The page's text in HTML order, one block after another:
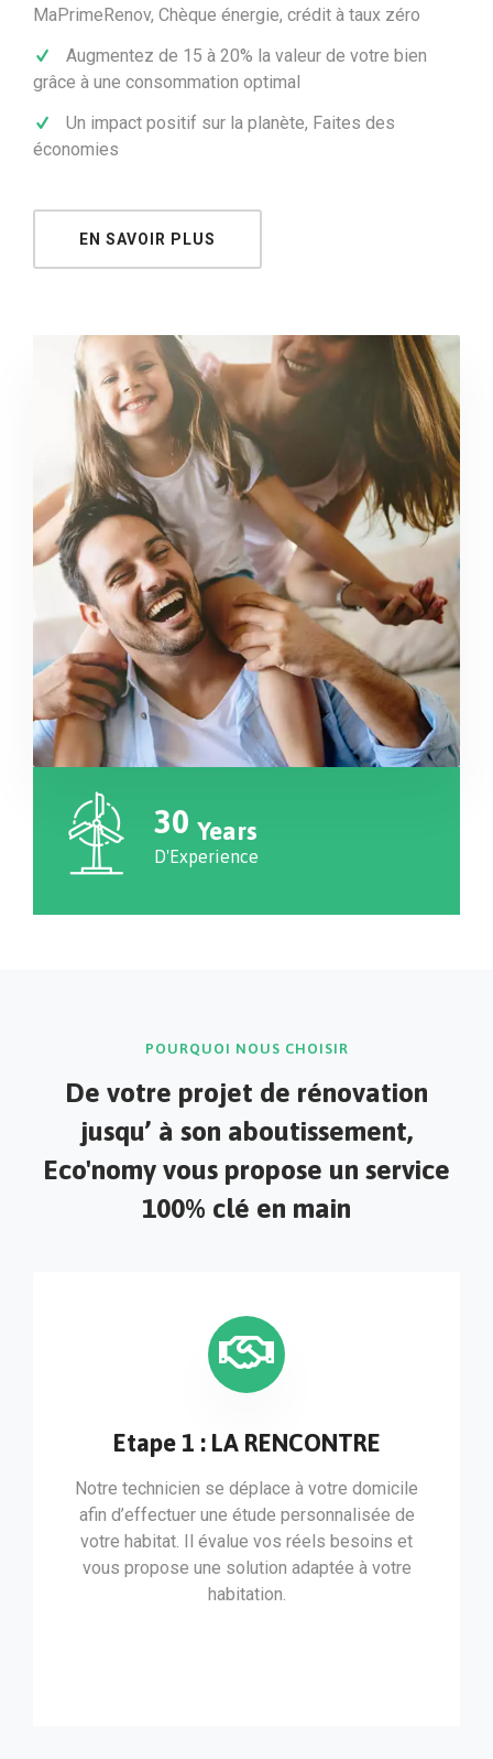
MaPrimeRenov, Chèque énergie, crédit à taux zéro
Augmentez de 15 à 20% la valeur de votre bien
grâce à une consommation optimal
Un impact positif sur la planète, Faites des
économies
EN SAVOIR PLUS
30 Years
D'Experience
POURQUOI NOUS CHOISIR
De votre projet de rénovation
jusqu’ à son aboutissement,
Eco'nomy vous propose un service
100% clé en main
Etape 1 : LA RENCONTRE
Notre technicien se déplace à votre domicile
afin d’effectuer une étude personnalisée de
votre habitat. Il évalue vos réels besoins et
vous propose une solution adaptée à votre
habitation.